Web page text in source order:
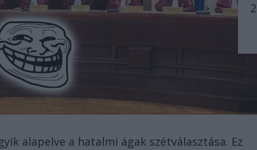
alapelve a hatalmi ágak szétválasztása. Ez